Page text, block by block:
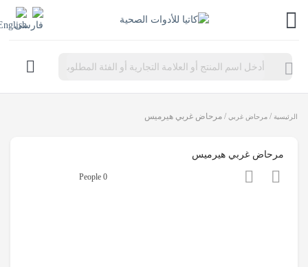
search
الرئيسية/مرحاض غربي / مرحاض غربي هيرميس
مرحاض غربي هيرميس
0 People